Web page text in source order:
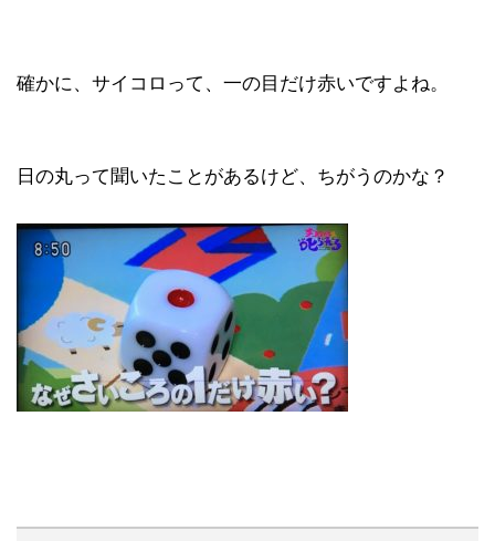
確かに、サイコロって、一の目だけ赤いですよね。
日の丸って聞いたことがあるけど、ちがうのかな？